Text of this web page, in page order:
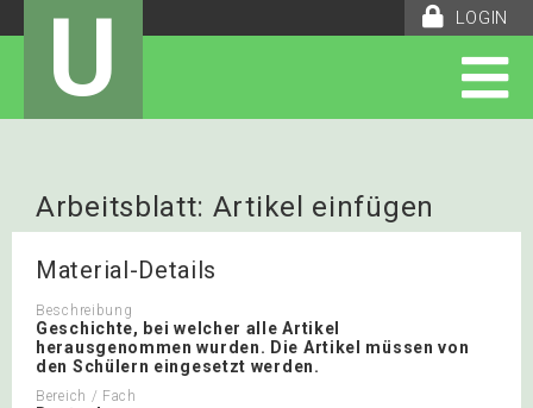
LOGIN
U
Arbeitsblatt: Artikel einfügen
Material-Details
Beschreibung
Geschichte, bei welcher alle Artikel
herausgenommen wurden. Die Artikel müssen von
den Schülern eingesetzt werden.
Bereich / Fach